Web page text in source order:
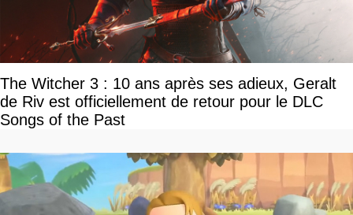
The Witcher 3 : 10 ans après ses adieux, Geralt
de Riv est officiellement de retour pour le DLC
Songs of the Past